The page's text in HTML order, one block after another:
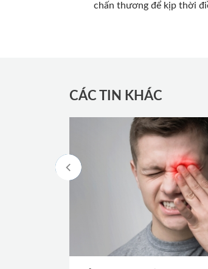
chấn thương để kịp thời
CÁC TIN KHÁC